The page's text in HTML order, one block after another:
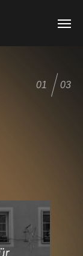
01 03